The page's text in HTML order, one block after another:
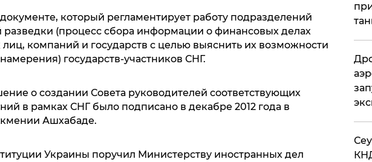
который регламентирует работу подразделений
разведки (процесс сбора информации о финансовых делах
компаний и государств с целью выяснить их возможности
государств-участников СНГ.
о создании Совета руководителей соответствующих
в рамках СНГ было подписано в декабре 2012 года в
Ашхабаде.
Украины поручил Министерству иностранных дел